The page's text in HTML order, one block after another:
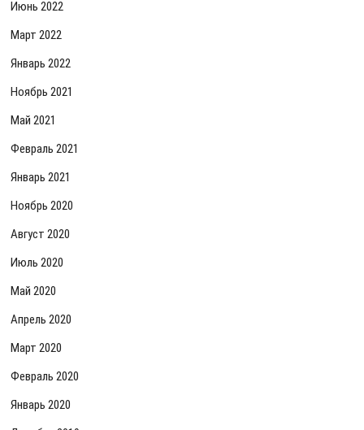
Июнь 2022
Март 2022
Январь 2022
Ноябрь 2021
Май 2021
Февраль 2021
Январь 2021
Ноябрь 2020
Август 2020
Июль 2020
Май 2020
Апрель 2020
Март 2020
Февраль 2020
Январь 2020